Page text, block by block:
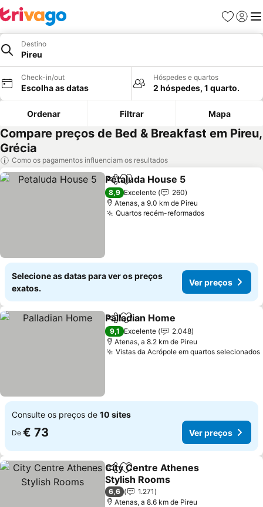
Favoritos
Iniciar
Destino
Pireu
Check-in/out
Escolha as datas
Hóspedes e quartos
2 hóspedes, 1 quarto.
Ordenar Filtrar Mapa
Compare preços de Bed & Breakfast em Pireu,
Grécia
Como os pagamentos influenciam os resultados
PartilharAdicionar aos favoritos
Petaluda House 5
8,9 Excelente
260
Atenas, a 9.0 km de Pireu
Quartos recém-reformadosVer preços
Selecione as datas para ver os preços
exatos.
Ver preços
PartilharAdicionar aos favoritos
Palladian Home
9,1 Excelente
2.048
Atenas, a 8.2 km de Pireu
Vistas da Acrópole em quartos selecionados
Consulte os preços de 10 sites
De € 73 Ver preços
PartilharAdicionar aos favoritos
City Centre Athenes
Stylish Rooms
Ver preços
6,6
1.271
Atenas, a 8.6 km de Pireu